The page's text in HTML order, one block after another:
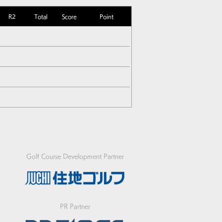
R2 Total Score Point
Golf Course Development Partner
PR Partner